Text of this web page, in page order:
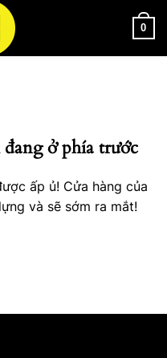
0
ở phía trước
ấp ủ! Cửa hàng của
và sẽ sớm ra mắt!